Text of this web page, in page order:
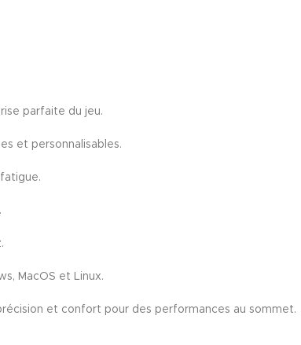
parfaite du jeu.
et personnalisables.
MacOS et Linux.
et confort pour des performances au sommet.